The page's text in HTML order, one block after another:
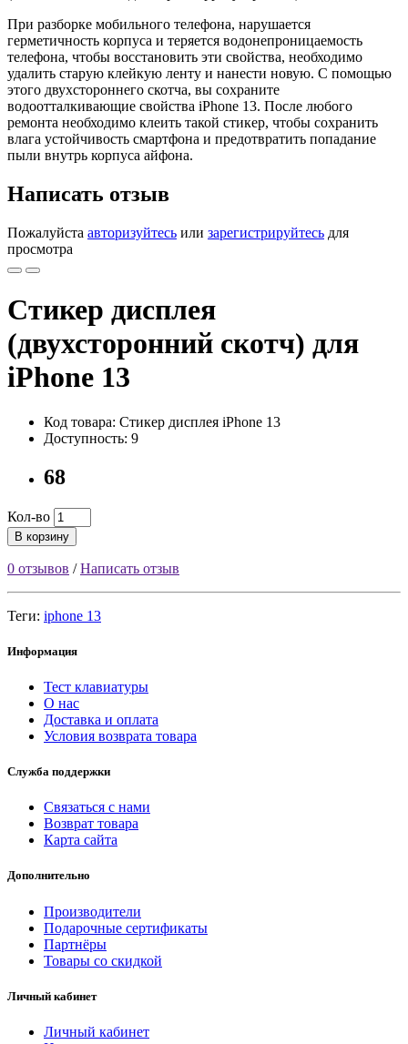
При разборке мобильного телефона, нарушается
герметичность корпуса и теряется водонепроницаемость
телефона, чтобы восстановить эти свойства, необходимо
удалить старую клейкую ленту и нанести новую. С помощью
этого двухстороннего скотча, вы сохраните
водоотталкивающие свойства iPhone 13. После любого
ремонта необходимо клеить такой стикер, чтобы сохранить
влага устойчивость смартфона и предотвратить попадание
пыли внутрь корпуса айфона.
Написать отзыв
Пожалуйста авторизуйтесь или зарегистрируйтесь для
просмотра
Стикер дисплея
(двухсторонний скотч) для
iPhone 13
Код товара: Стикер дисплея iPhone 13
Доступность: 9
68
Кол-во
В корзину
0 отзывов /Написать отзыв
Теги: iphone 13
Информация
Тест клавиатуры
О нас
Доставка и оплата
Условия возврата товара
Служба поддержки
Связаться с нами
Возврат товара
Карта сайта
Дополнительно
Производители
Подарочные сертификаты
Партнёры
Товары со скидкой
Личный кабинет
Личный кабинет